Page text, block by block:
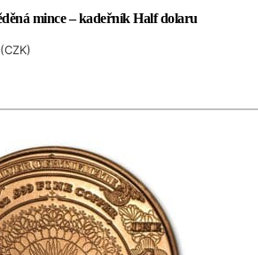
mince – kadeřník Half dolaru
(CZK)